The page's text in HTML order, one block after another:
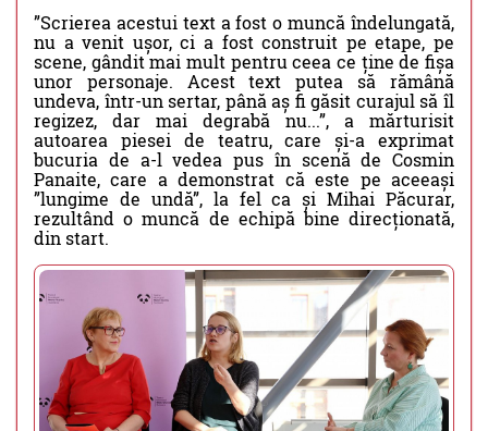
”Scrierea acestui text a fost o muncă îndelungată,
nu a venit ușor, ci a fost construit pe etape, pe
scene, gândit mai mult pentru ceea ce ține de fișa
unor personaje. Acest text putea să rămână
undeva, într-un sertar, până aș fi găsit curajul să îl
regizez, dar mai degrabă nu...”, a mărturisit
autoarea piesei de teatru, care și-a exprimat
bucuria de a-l vedea pus în scenă de Cosmin
Panaite, care a demonstrat că este pe aceeași
”lungime de undă”, la fel ca și Mihai Păcurar,
rezultând o muncă de echipă bine direcționată,
din start.